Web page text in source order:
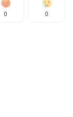
0 0